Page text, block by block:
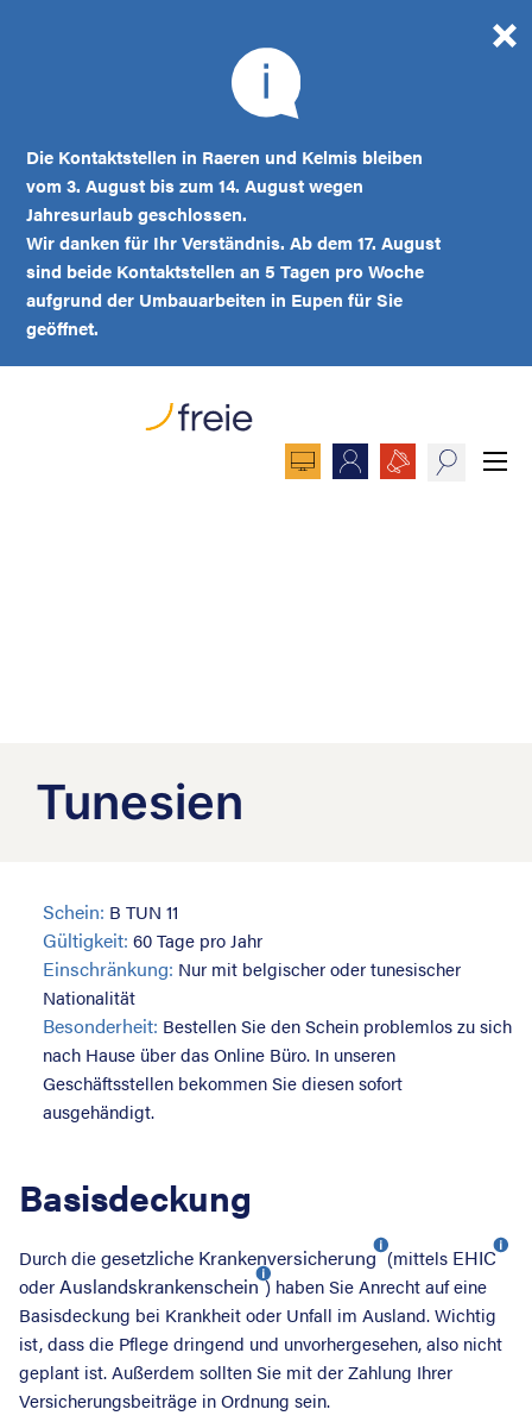
Die Kontaktstellen in Raeren und Kelmis bleiben
vom 3. August bis zum 14. August wegen
Jahresurlaub geschlossen.
Wir danken für Ihr Verständnis. Ab dem 17. August
sind beide Kontaktstellen an 5 Tagen pro Woche
aufgrund der Umbauarbeiten in Eupen für Sie
geöffnet.
Tunesien
Schein: B TUN 11
Gültigkeit: 60 Tage pro Jahr
Einschränkung: Nur mit belgischer oder tunesischer
Nationalität
Besonderheit: Bestellen Sie den Schein problemlos zu sich
nach Hause über das Online Büro. In unseren
Geschäftsstellen bekommen Sie diesen sofort
ausgehändigt.
Basisdeckung
Durch diegesetzliche Krankenversicherung (mittels EHIC
oderAuslandskrankenschein ) haben Sie Anrecht auf eine
Basisdeckung bei Krankheit oder Unfall im Ausland. Wichtig
ist, dass die Pflege dringend und unvorhergesehen, also nicht
geplant ist. Außerdem sollten Sie mit der Zahlung Ihrer
Versicherungsbeiträge in Ordnung sein.